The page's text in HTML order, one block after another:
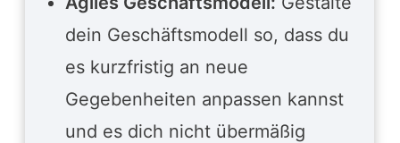
dein Geschäftsmodell so, dass du
es kurzfristig an neue
Gegebenheiten anpassen kannst
und es dich nicht übermäßig